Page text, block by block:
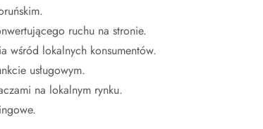
ruchu na stronie.
wśród lokalnych konsumentów.
usługowym.
na lokalnym rynku.